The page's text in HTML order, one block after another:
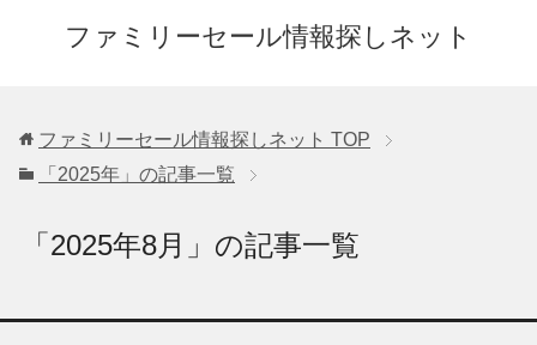
ファミリーセール情報探しネット
ファミリーセール情報探しネット TOP
「2025年」の記事一覧
「2025年8月」の記事一覧